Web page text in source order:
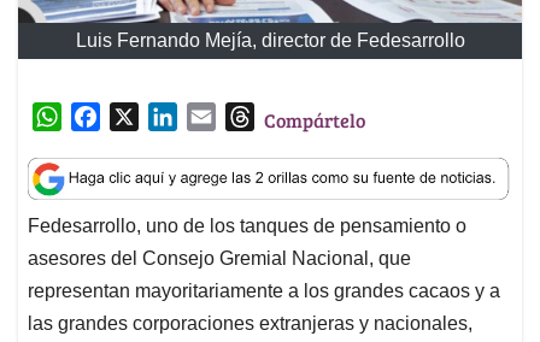
Luis Fernando Mejía, director de Fedesarrollo
W
a
t
s
A
p
p
c
e
b
o
o
k
n
k
e
d
I
n
a
i
l
T
r
e
a
d
s
Compártelo
Fedesarrollo, uno de los tanques de pensamiento o
asesores del Consejo Gremial Nacional, que
representan mayoritariamente a los grandes cacaos y a
las grandes corporaciones extranjeras y nacionales,